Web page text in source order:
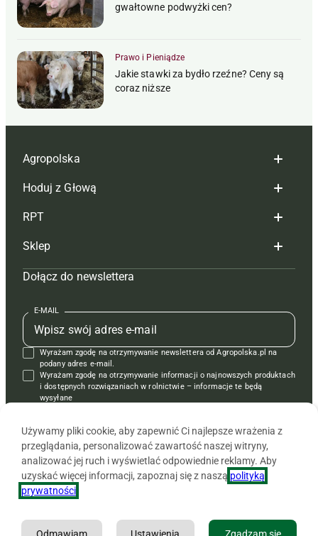
gwałtowne podwyżki cen?
Prawo i Pieniądze
Jakie stawki za bydło rzeźne? Ceny są
coraz niższe
Agropolska
Redakcja
Reklama
Tagi
Mapa serwisu
Kontakt
Regulamin
Polityka prywatności
Hoduj z Głową
Hoduj z głową bydło
Hoduj z głową świnie
Prenumerata
Redakcja
Kontakt
Reklama
RPT
Redakcja
Prenumerata
Reklama
Kontakt
Krzyżówki
Sklep
Czasopisma i prenumerata
Książki
Regulamin
Dołącz do newslettera
E-MAIL
Wyrażam zgodę na otrzymywanie newslettera od Agropolska.pl na
podany adres e-mail.
Wyrażam zgodę na otrzymywanie informacji o najnowszych produktach
i dostępnych rozwiązaniach w rolnictwie – informacje te będą
wysyłane
Używamy pliki cookie, aby zapewnić Ci najlepsze wrażenia z
przeglądania, personalizować zawartość naszej witryny,
analizować jej ruch i wyświetlać odpowiednie reklamy. Aby
uzyskać więcej informacji, zapoznaj się z naszą polityką
prywatności